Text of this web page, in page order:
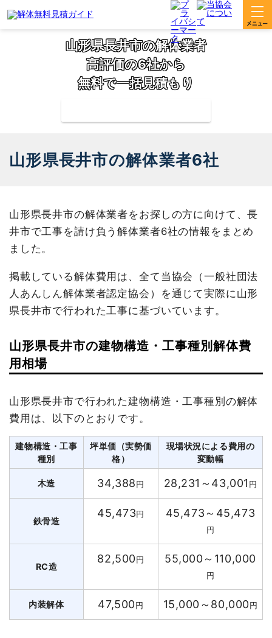
山形県長井市の解体業者
高評価の6社から
無料で一括見積もり
山形県長井市の解体業者6社
山形県長井市の解体業者をお探しの方に向けて、長
井市で工事を請け負う解体業者6社の情報をまとめ
ました。
掲載している解体費用は、全て当協会（一般社団法
人あんしん解体業者認定協会）を通じて実際に山形
県長井市で行われた工事に基づいています。
山形県長井市の建物構造・工事種別解体費
用相場
山形県長井市で行われた建物構造・工事種別の解体
費用は、以下のとおりです。
建物構造・工事
種別
坪単価（実勢価
格）
現場状況による費用の
変動幅
木造 34,388円 28,231～43,001 円
鉄骨造
45,473円 45,473～45,473
円
RC造
82,500円 55,000～110,000
円
内装解体 47,500円 15,000～80,000円